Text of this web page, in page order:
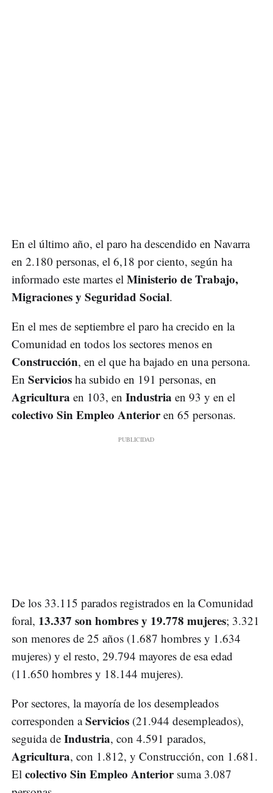
En el último año, el paro ha descendido en Navarra
en 2.180 personas, el 6,18 por ciento, según ha
informado este martes el Ministerio de Trabajo,
Migraciones y Seguridad Social.
En el mes de septiembre el paro ha crecido en la
Comunidad en todos los sectores menos en
Construcción, en el que ha bajado en una persona.
En Servicios ha subido en 191 personas, en
Agricultura en 103, en Industria en 93 y en el
colectivo Sin Empleo Anterioren 65 personas.
De los 33.115 parados registrados en la Comunidad
foral, 13.337 son hombres y 19.778 mujeres; 3.321
son menores de 25 años (1.687 hombres y 1.634
mujeres) y el resto, 29.794 mayores de esa edad
(11.650 hombres y 18.144 mujeres).
Por sectores, la mayoría de los desempleados
corresponden aServicios (21.944 desempleados),
seguida de Industria, con 4.591 parados,
Agricultura, con 1.812, y Construcción, con 1.681.
El colectivo Sin Empleo Anteriorsuma 3.087